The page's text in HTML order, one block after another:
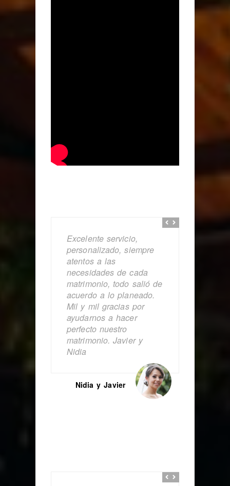
Excelente servicio,
personalizado, siempre
atentos a las
necesidades de cada
matrimonio, todo salió de
acuerdo a lo planeado.
Mil y mil gracias por
ayudarnos a hacer
perfecto nuestro
matrimonio. Javier y
Nidia
Nidia y Javier